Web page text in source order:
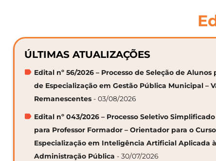
ÚLTIMAS ATUALIZAÇÕES
Edital nº 56/2026 – Processo de Seleção de Alunos
de Especialização em Gestão Pública Municipal –
Remanescentes - 03/08/2026
Edital nº 043/2026 – Processo Seletivo
para Professor Formador – Orientador para o
Especialização em Inteligência Artificial Aplicada à
Administração Pública - 30/07/2026